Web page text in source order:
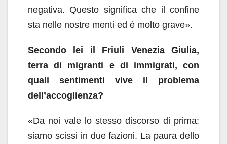
negativa. Questo significa che il confine
sta nelle nostre menti ed è molto grave».
Secondo lei il Friuli Venezia Giulia,
terra di migranti e di immigrati, con
quali sentimenti vive il problema
dell’accoglienza?
«Da noi vale lo stesso discorso di prima:
siamo scissi in due fazioni. La paura dello